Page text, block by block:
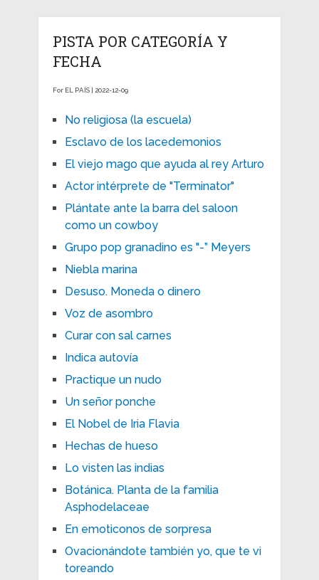
PISTA POR CATEGORÍA Y
FECHA
For EL PAÍS | 2022-12-09
No religiosa (la escuela)
Esclavo de los lacedemonios
El viejo mago que ayuda al rey Arturo
Actor intérprete de "Terminator"
Plántate ante la barra del saloon
como un cowboy
Grupo pop granadino es "-” Meyers
Niebla marina
Desuso. Moneda o dinero
Voz de asombro
Curar con sal carnes
Indica autovía
Practique un nudo
Un señor ponche
El Nobel de Iria Flavia
Hechas de hueso
Lo visten las indias
Botánica. Planta de la familia
Asphodelaceae
En emoticonos de sorpresa
Ovacionándote también yo, que te vi
toreando